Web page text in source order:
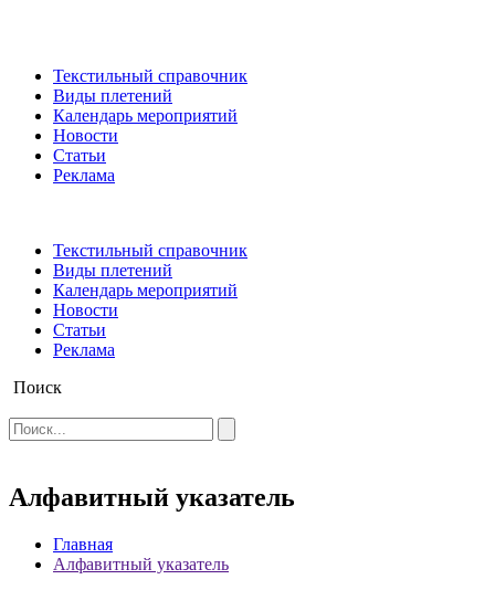
Текстильный справочник
Виды плетений
Календарь мероприятий
Новости
Статьи
Реклама
Текстильный справочник
Виды плетений
Календарь мероприятий
Новости
Статьи
Реклама
Поиск
Алфавитный указатель
Главная
Алфавитный указатель